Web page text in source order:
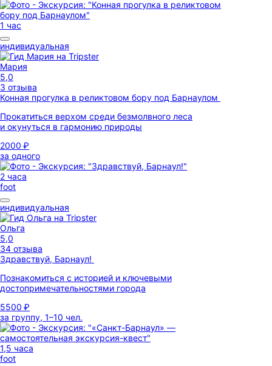
1 час
индивидуальная
Мария
5,0
3 отзыва
Конная прогулка в реликтовом бору под Барнаулом
Прокатиться верхом среди безмолвного леса
и окунуться в гармонию природы
2000 ₽
за одного
2 часа
foot
индивидуальная
Ольга
5,0
34 отзыва
Здравствуй, Барнаул!
Познакомиться с историей и ключевыми
достопримечательностями города
5500 ₽
за группу, 1–10 чел.
1,5 часа
foot